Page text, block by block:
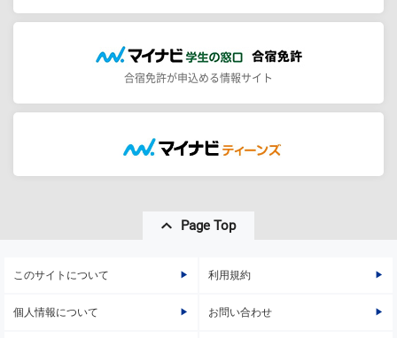
合宿免許が申込める情報サイト
Page Top
このサイトについて 利用規約
個人情報について お問い合わせ